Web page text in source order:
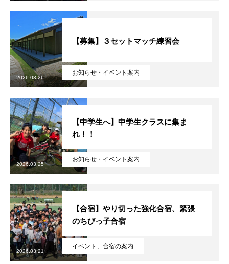
お知らせ・イベント案内
【募集】３セットマッチ練習会
2026.03.26
お知らせ・イベント案内
【中学生へ】中学生クラスに集ま
れ！！
2026.03.25
イベント、合宿の案内
【合宿】やり切った強化合宿、緊張
のちびっ子合宿
2026.03.21